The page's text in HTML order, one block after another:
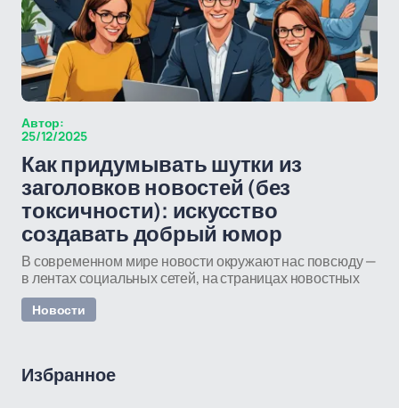
Автор:
25/12/2025
Как придумывать шутки из
заголовков новостей (без
токсичности): искусство
создавать добрый юмор
В современном мире новости окружают нас повсюду —
в лентах социальных сетей, на страницах новостных
Новости
Избранное